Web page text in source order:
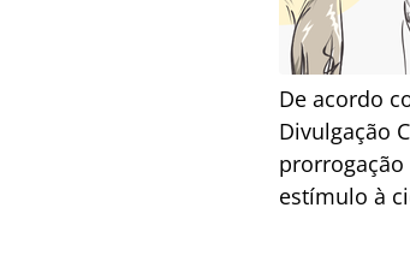
De acordo
Divulgação
estímulo à